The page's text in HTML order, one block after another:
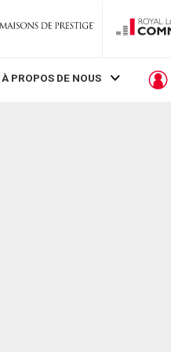
À PROPOS DE NOUS